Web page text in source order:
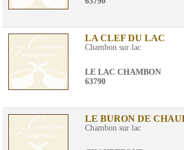
LA CLEF DU LAC
Chambon sur lac
LE LAC CHAMBON
63790
LE BURON DE
Chambon sur lac